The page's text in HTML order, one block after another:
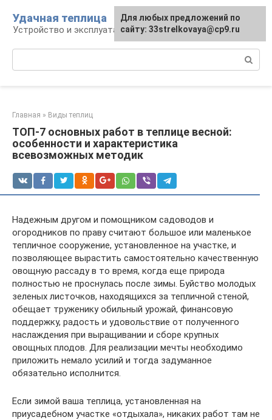
контенту
Удачная теплица
Устройство и эксплуатация теплиц
Главная » Виды теплиц
ТОП-7 основных работ в теплице весной:
особенности и характеристика
всевозможных методик
Надежным другом и помощником садоводов и
огородников по праву считают большое или маленькое
тепличное сооружение, установленное на участке, и
позволяющее вырастить самостоятельно качественную
овощную рассаду в то время, когда еще природа
полностью не проснулась после зимы. Буйство молодых
зеленых листочков, находящихся за тепличной стеной,
обещает труженику обильный урожай, финансовую
поддержку, радость и удовольствие от полученного
наслаждения при выращивании и сборе крупных
овощных плодов. Для реализации мечты необходимо
приложить немало усилий и тогда задуманное
обязательно исполнится.
Если зимой ваша теплица, установленная на
приусадебном участке «отдыхала», никаких работ там не
Для любых предложений по
сайту: 33strelkovaya@cp9.ru